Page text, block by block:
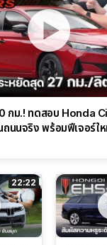
กม.! ทดสอบ Honda
ถนนจริง พร้อมฟีเจอร์ให
22:22